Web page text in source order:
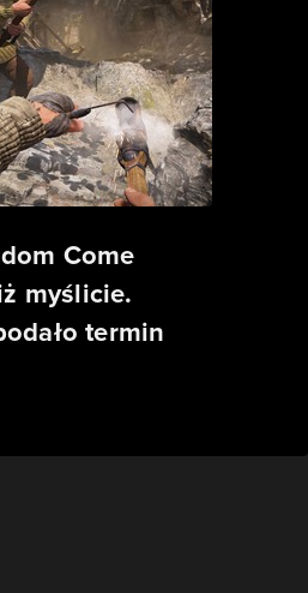
Come
myślicie.
termin